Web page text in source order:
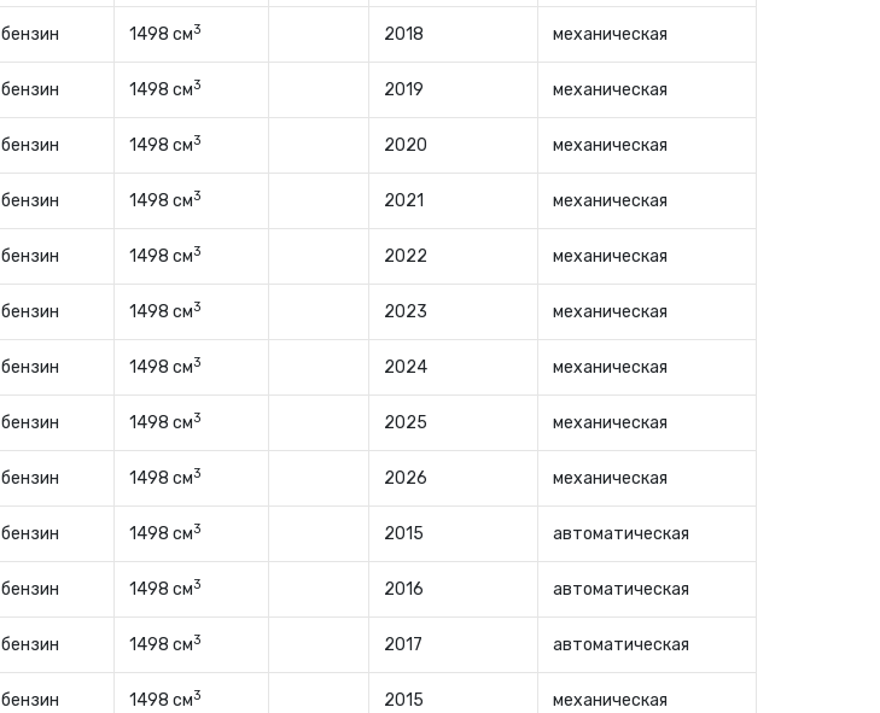
бензин 1498 см3 2018 механическая
бензин 1498 см3 2019 механическая
бензин 1498 см3 2020 механическая
бензин 1498 см3 2021 механическая
бензин 1498 см3 2022 механическая
бензин 1498 см3 2023 механическая
бензин 1498 см3 2024 механическая
бензин 1498 см3 2025 механическая
бензин 1498 см3 2026 механическая
бензин 1498 см3 2015 автоматическая
бензин 1498 см3 2016 автоматическая
бензин 1498 см3 2017 автоматическая
бензин 1498 см3 2015 механическая